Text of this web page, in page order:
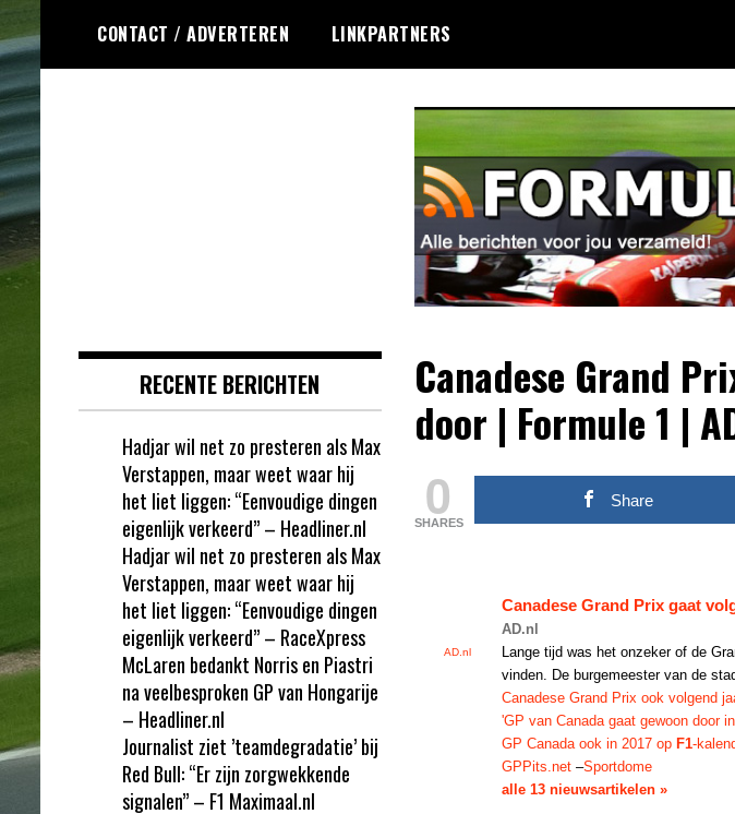
naar
de
inhoud
CONTACT / ADVERTEREN LINKPARTNERS
Canadese Grand
door | Formule 1 |
0
SHARES
Share
AD.nl
Canadese Grand Prix gaat
AD.nl
Lange tijd was het onzeker of de
vinden. De burgemeester van de
Canadese Grand Prix ook volgend
'GP van Canada gaat gewoon door
GP Canada ook in 2017 op F1-
GPPits.net–Sportdome
alle 13 nieuwsartikelen »
RECENTE BERICHTEN
Hadjar wil net zo presteren als Max
Verstappen, maar weet waar hij
het liet liggen: “Eenvoudige dingen
eigenlijk verkeerd” – Headliner.nl
Hadjar wil net zo presteren als Max
Verstappen, maar weet waar hij
het liet liggen: “Eenvoudige dingen
eigenlijk verkeerd” – RaceXpress
McLaren bedankt Norris en Piastri
na veelbesproken GP van Hongarije
– Headliner.nl
Journalist ziet ’teamdegradatie’ bij
Red Bull: “Er zijn zorgwekkende
signalen” – F1 Maximaal.nl